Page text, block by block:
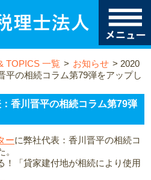
TOPICS 一覧 > お知らせ >2020
の相続コラム第79弾をアップし
香川晋平の相続コラム第79弾
ーに弊社代表：香川晋平の相続コ
！「貸家建付地が相続により使用